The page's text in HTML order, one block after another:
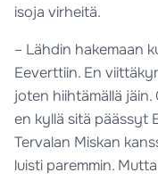
isoja virheitä.
– Lähdin hakemaan
Eeverttiin. En
joten hiihtämällä jäin.
en kyllä sitä päässyt
Tervalan Miskan
luisti paremmin.